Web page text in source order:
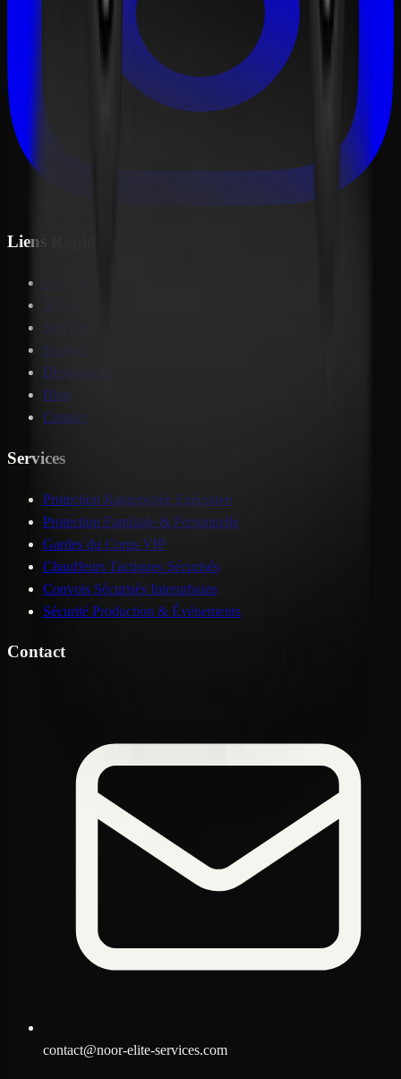
Liens Rapides
À Propos
Services
Secteurs
Destinations
Blog
Contact
Services
Protection Rapprochée Exécutive
Protection Familiale & Personnelle
Gardes du Corps VIP
Chauffeurs Tactiques Sécurisés
Convois Sécurisés Interurbains
Sécurité Production & Événements
Contact
contact@noor-elite-services.com